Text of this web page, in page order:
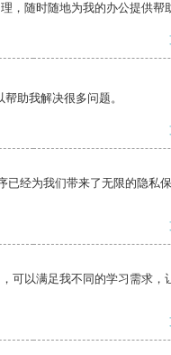
，随时随地为我的办公提供帮
助我解决很多问题。
已经为我们带来了无限的隐私
可以满足我不同的学习需求，